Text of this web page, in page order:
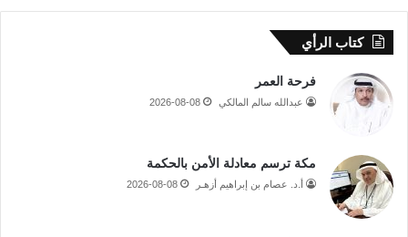
كتاب الرأي
فرحة العمر
عبدالله سالم المالكي 2026-08-08
مكة ترسم معادلة الأمن بالحكمة
أ.د. عصام بن إبراهيم أزهـر 2026-08-08